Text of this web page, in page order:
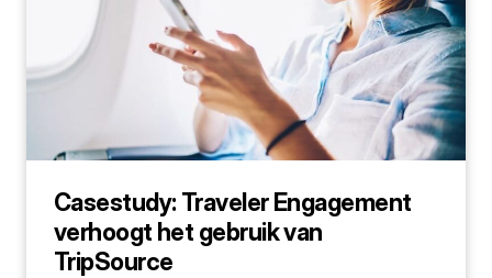
Casestudy: Traveler Engagement
verhoogt het gebruik van
TripSource